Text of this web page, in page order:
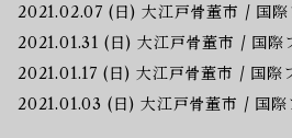
2021.02.07 (日) 大江戸骨董市 / 国際
2021.01.31 (日) 大江戸骨董市 / 国際
2021.01.17 (日) 大江戸骨董市 / 国際
2021.01.03 (日) 大江戸骨董市 / 国際